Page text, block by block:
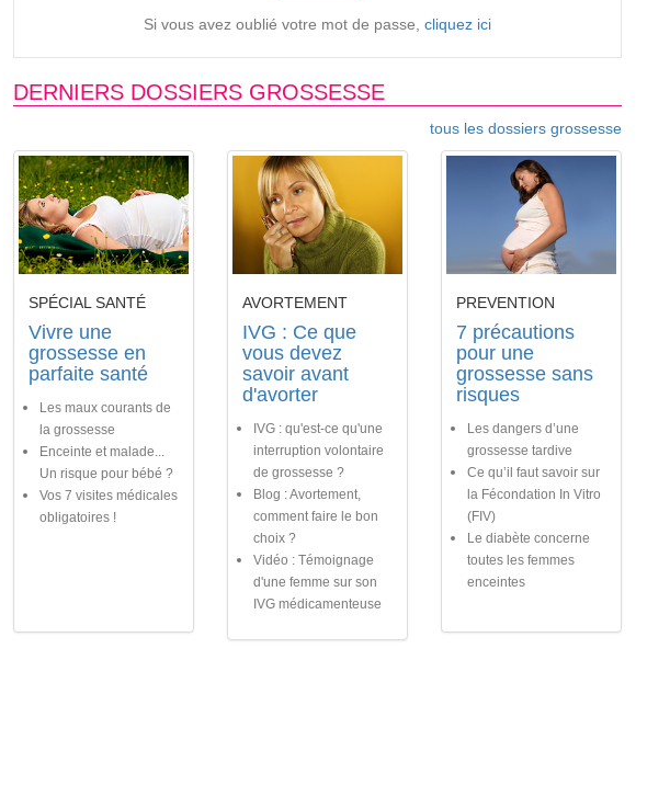
Si vous avez oublié votre mot de passe, cliquez ici
DERNIERS DOSSIERS GROSSESSE
tous les dossiers grossesse
SPÉCIAL SANTÉ
Vivre une
grossesse en
parfaite santé
Les maux courants de
la grossesse
Enceinte et malade...
Un risque pour bébé ?
Vos 7 visites médicales
obligatoires !
AVORTEMENT
IVG : Ce que
vous devez
savoir avant
d'avorter
IVG : qu'est-ce qu'une
interruption volontaire
de grossesse ?
Blog : Avortement,
comment faire le bon
choix ?
Vidéo : Témoignage
d'une femme sur son
IVG médicamenteuse
PREVENTION
7 précautions
pour une
grossesse sans
risques
Les dangers d’une
grossesse tardive
Ce qu’il faut savoir sur
la Fécondation In Vitro
(FIV)
Le diabète concerne
toutes les femmes
enceintes